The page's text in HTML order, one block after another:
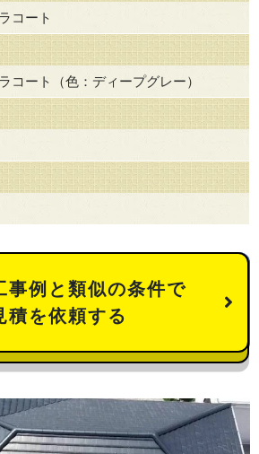
コート
コート（色：ディープグレー）
事例と類似の条件で
積を依頼する